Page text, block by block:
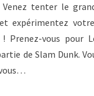
Venez tenter le
expérimentez
Prenez-vous pour
de Slam Dunk.